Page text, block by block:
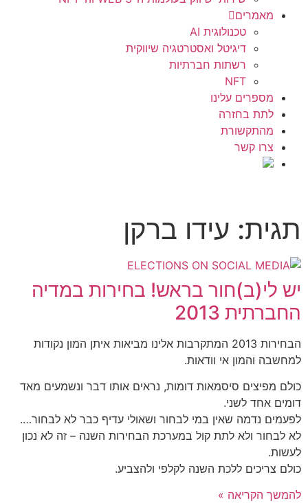
מאמרים
טכנולוגית AI
דיגיטל ואסטרטגיה שיווקית
רשתות חברתיות
NFT
מספרים עלינו
לתת בחזרה
מהתקשורת
צרו קשר
תגית: עידו ברקן
יש לי(ב)חור בראש! בחירות במדיה
החברתית 2013
הבחירות 2013 המתקרבות אלינו מביאות איתן המון נקודות
למחשבה והמון אי וודאות.
כולם מפיצים סיסמאות דומות, נראים אותו דבר ונשמעים מאד
דומים אחד לשני.
לפעמים נדמה שאין במי לבחור ושאולי עדיף כבר לא לבחור….
לא לבחור ולא לתת קול במערכת הבחירות השנה – זה לא נכון
לעשות.
כולם צריכים ללכת השנה לקלפי ולהצביע.
להמשך הקריאה »